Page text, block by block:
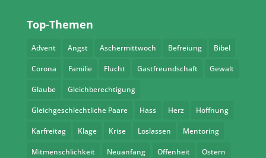
Top-Themen
Advent Angst Aschermittwoch Befreiung Bibel
Corona Familie Flucht Gastfreundschaft Gewalt
Glaube Gleichberechtigung
Gleichgeschlechtliche Paare Hass Herz Hoffnung
Karfreitag Klage Krise Loslassen Mentoring
Mitmenschlichkeit Neuanfang Offenheit Ostern